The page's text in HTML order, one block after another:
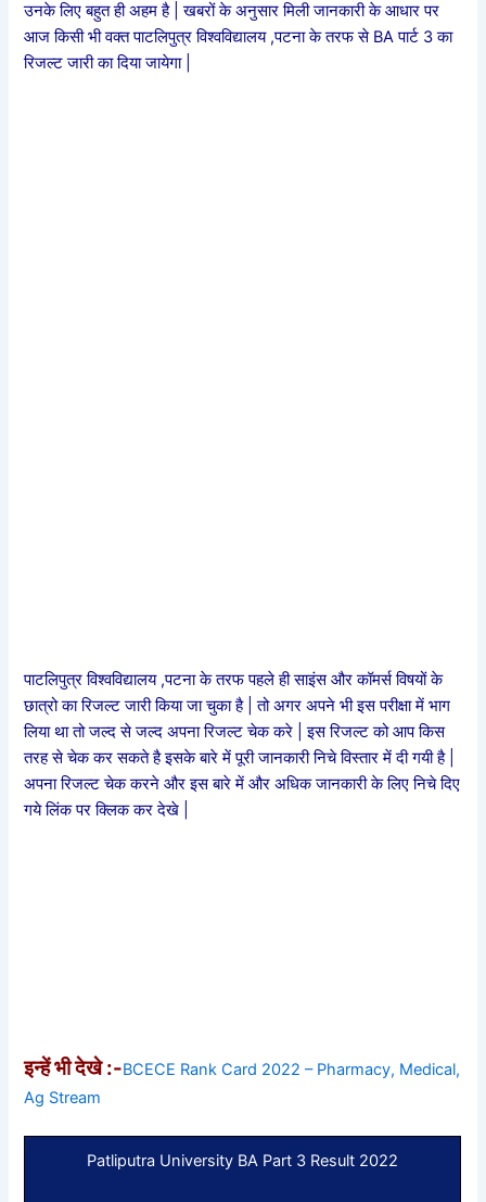
उनके लिए बहुत ही अहम है | खबरों के अनुसार मिली जानकारी के आधार पर
आज किसी भी वक्त पाटलिपुत्र विश्वविद्यालय ,पटना के तरफ से BA पार्ट 3 का
रिजल्ट जारी का दिया जायेगा |
पाटलिपुत्र विश्वविद्यालय ,पटना के तरफ पहले ही साइंस और कॉमर्स विषयों के
छात्रो का रिजल्ट जारी किया जा चुका है | तो अगर अपने भी इस परीक्षा में भाग
लिया था तो जल्द से जल्द अपना रिजल्ट चेक करे | इस रिजल्ट को आप किस
तरह से चेक कर सकते है इसके बारे में पूरी जानकारी निचे विस्तार में दी गयी है |
अपना रिजल्ट चेक करने और इस बारे में और अधिक जानकारी के लिए निचे दिए
गये लिंक पर क्लिक कर देखे |
इन्हें भी देखे :-BCECE Rank Card 2022 – Pharmacy, Medical,
Ag Stream
Patliputra University BA Part 3 Result 2022